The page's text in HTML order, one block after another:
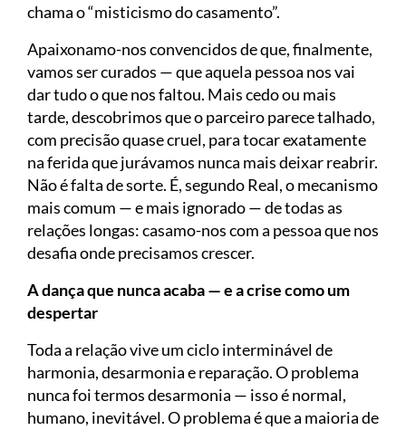
chama o “misticismo do casamento”.
Apaixonamo-nos convencidos de que, finalmente,
vamos ser curados — que aquela pessoa nos vai
dar tudo o que nos faltou. Mais cedo ou mais
tarde, descobrimos que o parceiro parece talhado,
com precisão quase cruel, para tocar exatamente
na ferida que jurávamos nunca mais deixar reabrir.
Não é falta de sorte. É, segundo Real, o mecanismo
mais comum — e mais ignorado — de todas as
relações longas: casamo-nos com a pessoa que nos
desafia onde precisamos crescer.
A dança que nunca acaba — e a crise como um
despertar
Toda a relação vive um ciclo interminável de
harmonia, desarmonia e reparação. O problema
nunca foi termos desarmonia — isso é normal,
humano, inevitável. O problema é que a maioria de